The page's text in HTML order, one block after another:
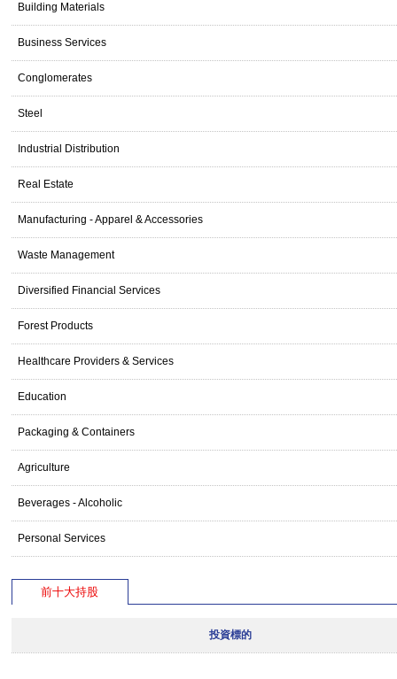
Building Materials
Business Services
Conglomerates
Steel
Industrial Distribution
Real Estate
Manufacturing - Apparel & Accessories
Waste Management
Diversified Financial Services
Forest Products
Healthcare Providers & Services
Education
Packaging & Containers
Agriculture
Beverages - Alcoholic
Personal Services
前十大持股
投資標的